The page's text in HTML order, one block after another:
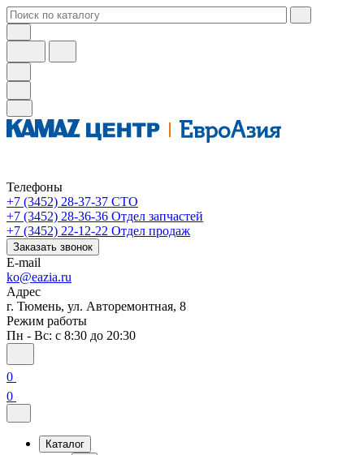
Телефоны
+7 (3452) 28-37-37 СТО
+7 (3452) 28-36-36 Отдел запчастей
+7 (3452) 22-12-22 Отдел продаж
Заказать звонок
E-mail
ko@eazia.ru
Адрес
г. Тюмень, ул. Авторемонтная, 8
Режим работы
Пн - Вс: с 8:30 до 20:30
0
0
Каталог